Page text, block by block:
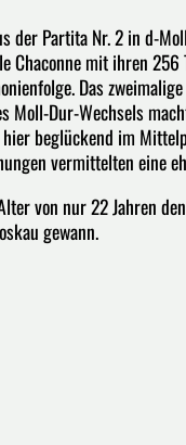
Partita Nr. 2 in d-
Chaconne mit ihren
Das
Moll-Dur-Wechsels
beglückend im
vermittelten eine
von nur 22 Jahren
gewann.